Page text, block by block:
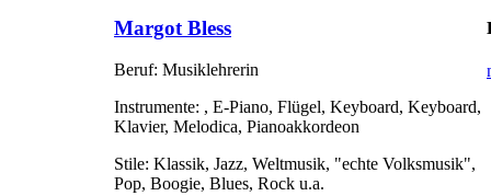
Margot Bless
Beruf: Musiklehrerin
Instrumente: , E-Piano, Flügel, Keyboard, Keyboard,
Klavier, Melodica, Pianoakkordeon
Stile: Klassik, Jazz, Weltmusik, "echte Volksmusik",
Pop, Boogie, Blues, Rock u.a.